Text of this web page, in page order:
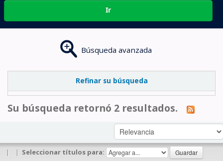
Ir
Búsqueda avanzada
Refinar su búsqueda
Su búsqueda retornó 2 resultados.
| | Seleccionar títulos para: